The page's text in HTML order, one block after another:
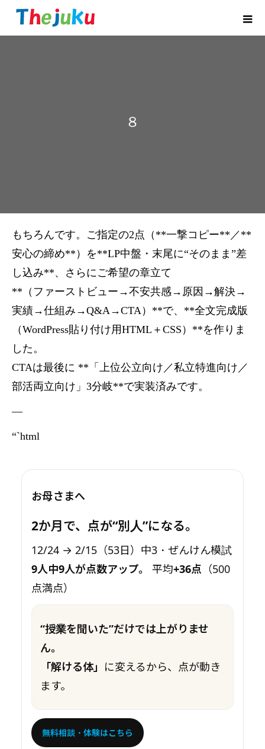
８
もちろんです。ご指定の2点（**一撃コピー**／**
安心の締め**）を**LP中盤・末尾に“そのまま”差
し込み**、さらにご希望の章立て
**（ファーストビュー→不安共感→原因→解決→
実績→仕組み→Q&A→CTA）**で、**全文完成版
（WordPress貼り付け用HTML＋CSS）**を作りま
した。
CTAは最後に **「上位公立向け／私立特進向け／
部活両立向け」3分岐**で実装済みです。
—
“`html
お母さまへ
2か月で、点が“別人”になる。
12/24 → 2/15（53日）中3・ぜんけん模試
9人中9人が点数アップ。
平均+36点 （500
点満点）
“授業を聞いた”だけでは上がりませ
ん。
「解ける体」 に変えるから、点が動き
ます。
無料相談・体験はこちら